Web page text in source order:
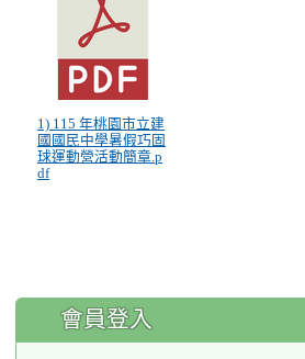
1) 115 年桃園市立建
國國民中學暑假巧固
球運動營活動簡章.p
df
:::
會員登入